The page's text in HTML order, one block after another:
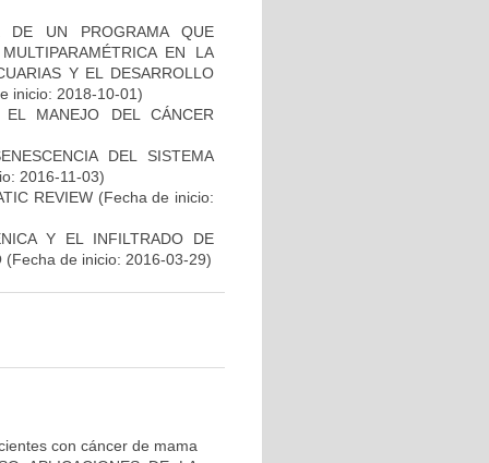
DE UN PROGRAMA QUE
EN LA
Y EL DESARROLLO
inicio: 2018-10-01)
EL MANEJO DEL CÁNCER
DEL SISTEMA
2016-11-03)
REVIEW (Fecha de inicio:
Y EL INFILTRADO DE
(Fecha de inicio: 2016-03-29)
con cáncer de mama